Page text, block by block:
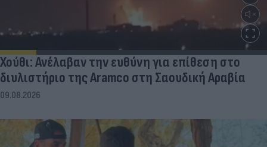
Χούθι: Ανέλαβαν την ευθύνη για επίθεση στο
διυλιστήριο της Aramco στη Σαουδική Αραβία
09.08.2026